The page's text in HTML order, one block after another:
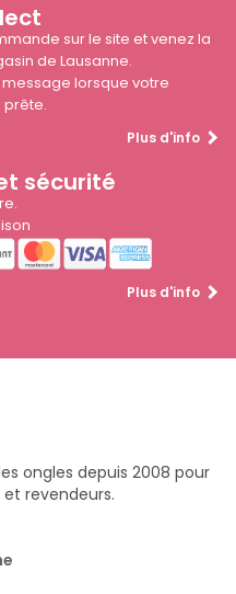
sur le site et venez la
de Lausanne.
lorsque votre
Plus d'info
sécurité
Plus d'info
ongles depuis 2008 pour
revendeurs.